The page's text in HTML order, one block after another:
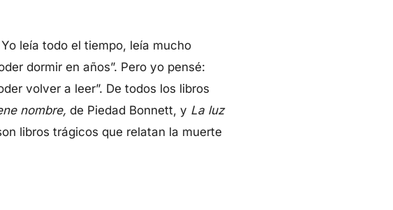
leía todo el tiempo, leía mucho
dormir en años”. Pero yo pensé:
volver a leer”. De todos los libros
nombre, de Piedad Bonnett, y La luz
libros trágicos que relatan la muerte